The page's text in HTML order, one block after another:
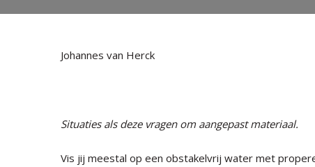
Johannes van Herck
Situaties als deze vragen om aangepast materiaal.
Vis jij meestal op een obstakelvrij water met